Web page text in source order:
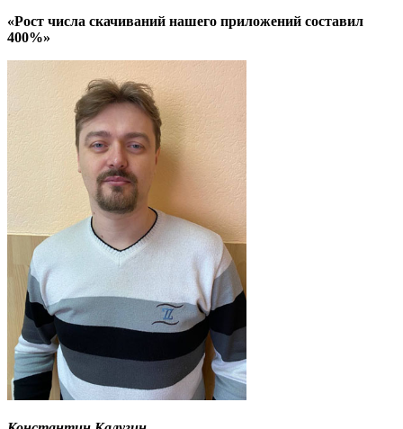
«Рост числа скачиваний нашего приложений составил
400%»